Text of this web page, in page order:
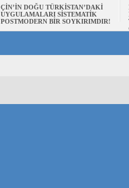
ÇİN’İN DOĞU TÜRKİSTAN’DAKİ
UYGULAMALARI SİSTEMATİK
POSTMODERN BİR SOYKIRIMDIR!